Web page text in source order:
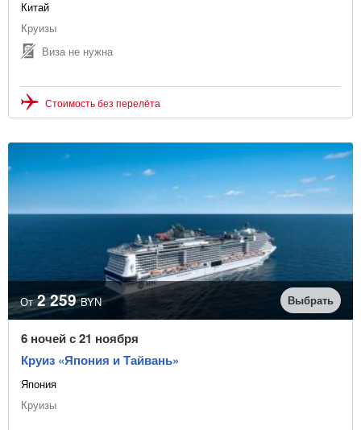
Китай
Круизы
Виза не нужна
Стоимость без перелёта
От 2 259 BYN Выбрать
6 ночей с 21 ноября
Круиз «Япония и Тайвань»
Япония
Круизы